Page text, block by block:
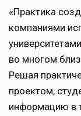
«Практика
компаниями
во многом
Решая
проектом,
информацию в